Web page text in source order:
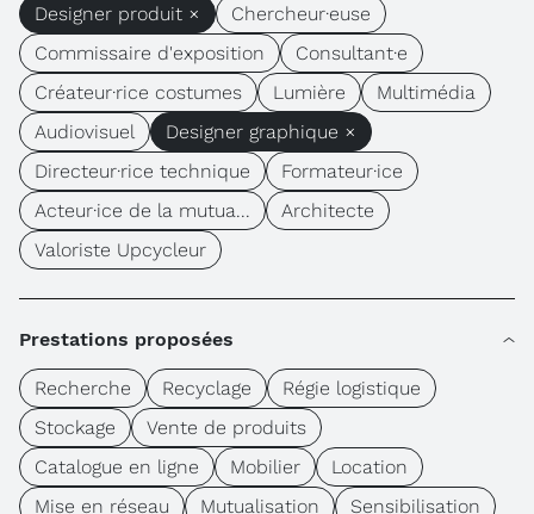
Designer produit ×
Chercheur·euse
Commissaire d'exposition
Consultant·e
Créateur·rice costumes
Lumière
Multimédia
Audiovisuel
Designer graphique ×
Directeur·rice technique
Formateur·ice
Acteur·ice de la mutua...
Architecte
Valoriste Upcycleur
Prestations proposées
Recherche Recyclage
Régie logistique
Stockage
Vente de produits
Catalogue en ligne
Mobilier
Location
Mise en réseau
Mutualisation Sensibilisation